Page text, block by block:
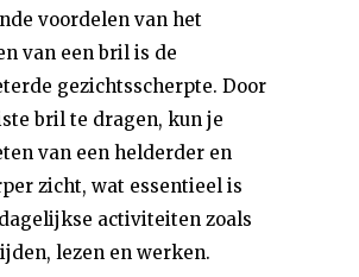
voordelen van het
van een bril is de
gezichtsscherpte. Door
bril te dragen, kun je
van een helderder en
zicht, wat essentieel is
activiteiten zoals
lezen en werken.